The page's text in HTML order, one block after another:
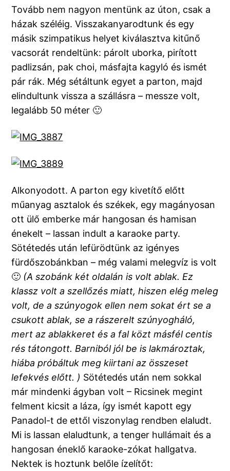
Tovább nem nagyon mentünk az úton, csak a
házak széléig. Visszakanyarodtunk és egy
másik szimpatikus helyet kiválasztva kitűnő
vacsorát rendeltünk: párolt uborka, pirított
padlizsán, pak choi, másfajta kagyló és ismét
pár rák. Még sétáltunk egyet a parton, majd
elindultunk vissza a szállásra – messze volt,
legalább 50 méter 🙂
Alkonyodott. A parton egy kivetítő előtt
műanyag asztalok és székek, egy magányosan
ott ülő emberke már hangosan és hamisan
énekelt – lassan indult a karaoke party.
Sötétedés után lefürödtünk az igényes
fürdőszobánkban – még valami melegvíz is volt
🙂 (A szobánk két oldalán is volt ablak. Ez
klassz volt a szellőzés miatt, hiszen elég meleg
volt, de a szúnyogok ellen nem sokat ért se a
csukott ablak, se a rászerelt szúnyogháló,
mert az ablakkeret és a fal közt másfél centis
rés tátongott. Barniból jól be is lakmároztak,
hiába próbáltuk meg kiirtani az összeset
lefekvés előtt. ) Sötétedés után nem sokkal
már mindenki ágyban volt – Ricsinek megint
felment kicsit a láza, így ismét kapott egy
Panadol-t de ettől viszonylag rendben elaludt.
Mi is lassan elaludtunk, a tenger hullámait és a
hangosan éneklő karaoke-zókat hallgatva.
Nektek is hoztunk belőle ízelítőt: